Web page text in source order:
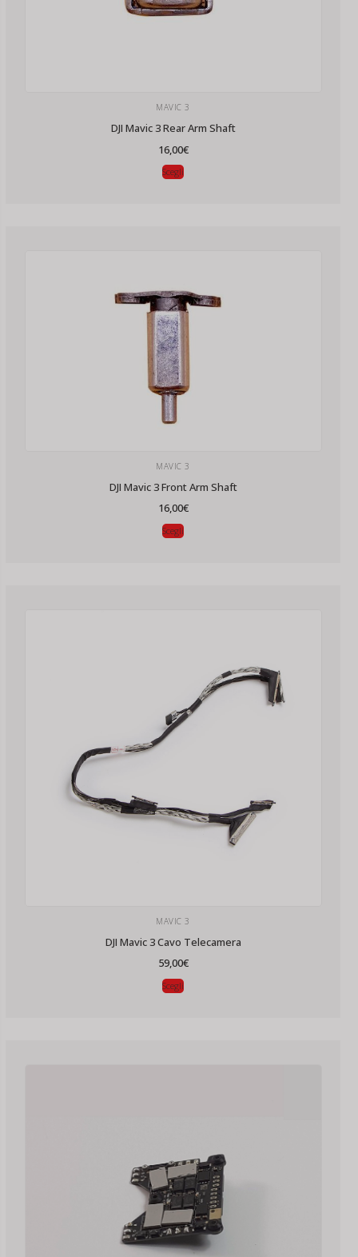
MAVIC 3
DJI Mavic 3 Rear Arm Shaft
16,00€
Scegli
MAVIC 3
DJI Mavic 3 Front Arm Shaft
16,00€
Scegli
MAVIC 3
DJI Mavic 3 Cavo Telecamera
59,00€
Scegli